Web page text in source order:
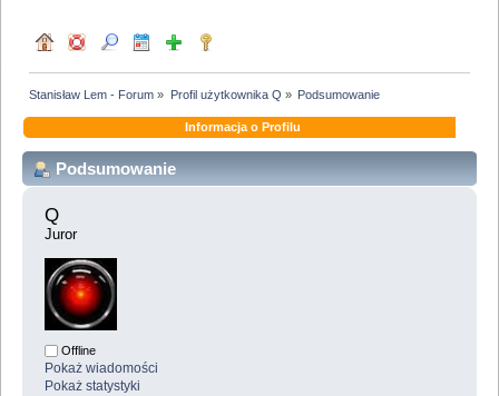
Stanisław Lem - Forum » Profil użytkownika Q » Podsumowanie
Informacja o Profilu
Podsumowanie
Q
Juror
Offline
Pokaż wiadomości
Pokaż statystyki